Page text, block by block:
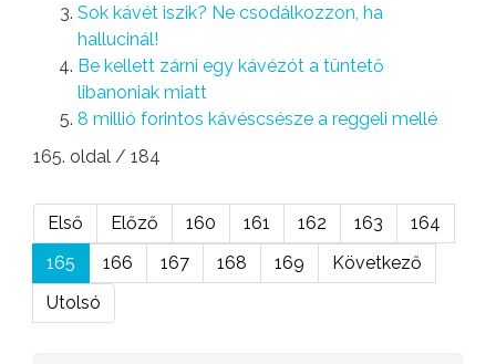
Sok kávét iszik? Ne csodálkozzon, ha
hallucinál!
Be kellett zárni egy kávézót a tüntető
libanoniak miatt
8 millió forintos kávéscsésze a reggeli mellé
165. oldal / 184
Első Előző 160 161 162 163
164
165
166 167 168 169
Következő
Utolsó